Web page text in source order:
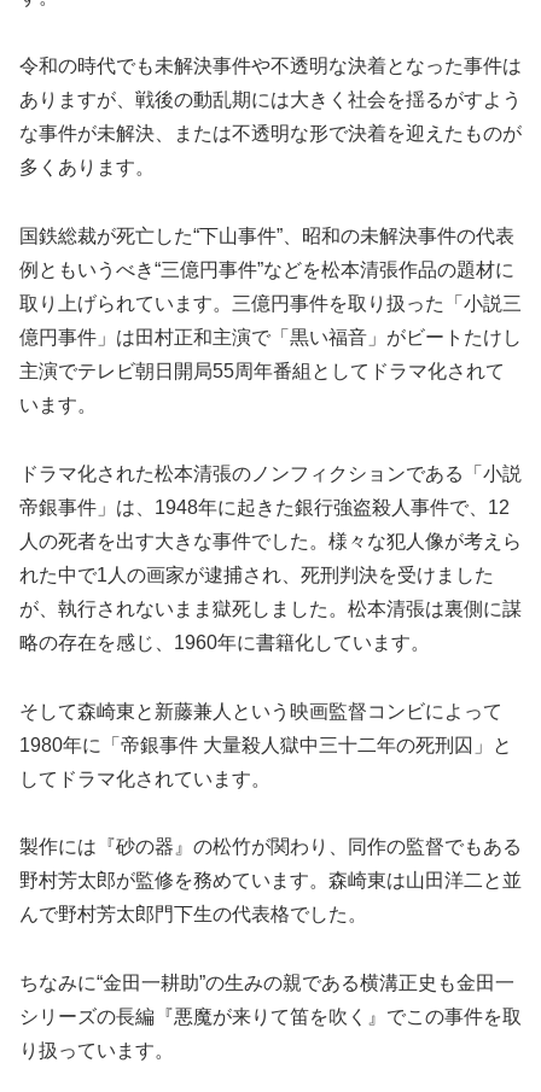
令和の時代でも未解決事件や不透明な決着となった事件は
ありますが、戦後の動乱期には大きく社会を揺るがすよう
な事件が未解決、または不透明な形で決着を迎えたものが
多くあります。
国鉄総裁が死亡した“下山事件”、昭和の未解決事件の代表
例ともいうべき“三億円事件”などを松本清張作品の題材に
取り上げられています。三億円事件を取り扱った「小説三
億円事件」は田村正和主演で「黒い福音」がビートたけし
主演でテレビ朝日開局55周年番組としてドラマ化されて
います。
ドラマ化された松本清張のノンフィクションである「小説
帝銀事件」は、1948年に起きた銀行強盗殺人事件で、12
人の死者を出す大きな事件でした。様々な犯人像が考えら
れた中で1人の画家が逮捕され、死刑判決を受けました
が、執行されないまま獄死しました。松本清張は裏側に謀
略の存在を感じ、1960年に書籍化しています。
そして森崎東と新藤兼人という映画監督コンビによって
1980年に「帝銀事件 大量殺人獄中三十二年の死刑囚」と
してドラマ化されています。
製作には『砂の器』の松竹が関わり、同作の監督でもある
野村芳太郎が監修を務めています。森崎東は山田洋二と並
んで野村芳太郎門下生の代表格でした。
ちなみに“金田一耕助”の生みの親である横溝正史も金田一
シリーズの長編『悪魔が来りて笛を吹く』でこの事件を取
り扱っています。